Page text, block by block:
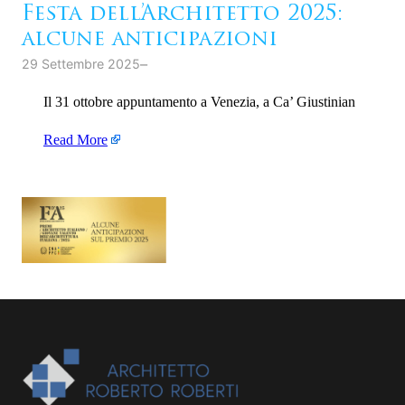
Festa dell’Architetto 2025:
alcune anticipazioni
29 Settembre 2025–
Il 31 ottobre appuntamento a Venezia, a Ca’ Giustinian
Read More